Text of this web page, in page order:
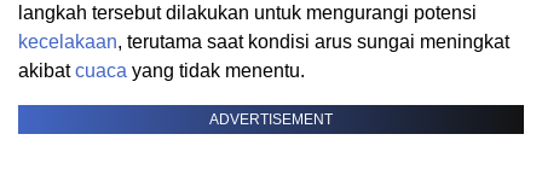
langkah tersebut dilakukan untuk mengurangi potensi
kecelakaan, terutama saat kondisi arus sungai meningkat
akibatcuaca yang tidak menentu.
ADVERTISEMENT